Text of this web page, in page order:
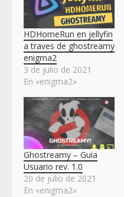
HDHomeRun en jellyfin
a traves de ghostreamy
enigma2
3 de julio de 2021
En «enigma2»
Ghostreamy – Guia
Usuario rev. 1.0
20 de julio de 2021
En «enigma2»